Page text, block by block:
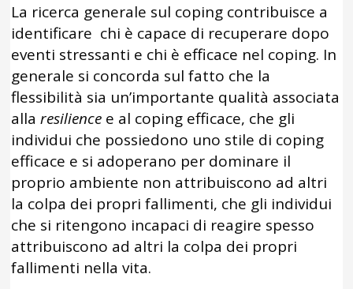
La ricerca generale sul coping contribuisce a
identificare chi è capace di recuperare dopo
eventi stressanti e chi è efficace nel coping. In
generale si concorda sul fatto che la
flessibilità sia un’importante qualità associata
allaresilience e al coping efficace, che gli
individui che possiedono uno stile di coping
efficace e si adoperano per dominare il
proprio ambiente non attribuiscono ad altri
la colpa dei propri fallimenti, che gli individui
che si ritengono incapaci di reagire spesso
attribuiscono ad altri la colpa dei propri
fallimenti nella vita.